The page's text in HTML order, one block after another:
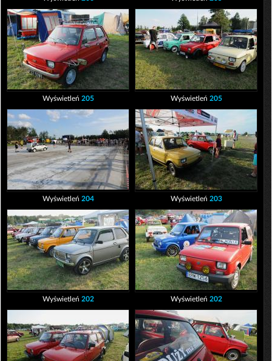
Wyświetleń 205 Wyświetleń 205
Wyświetleń 204 Wyświetleń 203
Wyświetleń 202 Wyświetleń 202